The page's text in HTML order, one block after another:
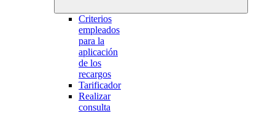
Criterios
empleados
para la
aplicación
de los
recargos
Tarificador
Realizar
consulta